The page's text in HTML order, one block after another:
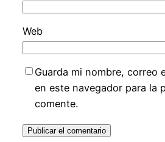
Web
Guarda mi nombre, correo
en este navegador para la
comente.